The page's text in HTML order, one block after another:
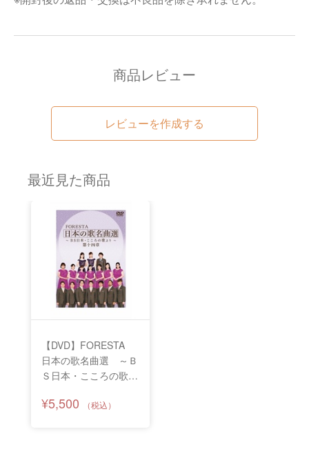
商品レビュー
レビューを作成する
最近見た商品
【DVD】FORESTA
日本の歌名曲選 ～Ｂ
Ｓ日本・こころの歌よ
¥5,500